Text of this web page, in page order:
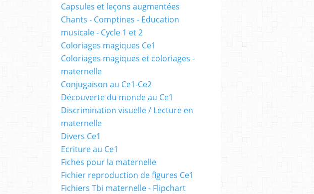
Capsules et leçons augmentées
Chants - Comptines - Education
musicale - Cycle 1 et 2
Coloriages magiques Ce1
Coloriages magiques et coloriages -
maternelle
Conjugaison au Ce1-Ce2
Découverte du monde au Ce1
Discrimination visuelle / Lecture en
maternelle
Divers Ce1
Ecriture au Ce1
Fiches pour la maternelle
Fichier reproduction de figures Ce1
Fichiers Tbi maternelle - Flipchart